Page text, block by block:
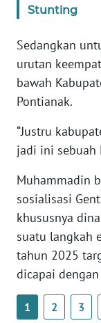
Stunting
Sedangkan
urutan
bawah
Pontianak.
“Justru
jadi ini sebuah
Muhammadin
sosialisasi
khususnya
suatu langkah
tahun 2025
dicapai
1 2 3
RIAU
WN
SERAMBI
WN
WN
WN
NTB
WN
SULTENG
SULBAR